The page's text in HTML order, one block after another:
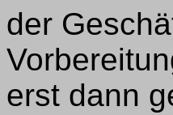
der
erst dann